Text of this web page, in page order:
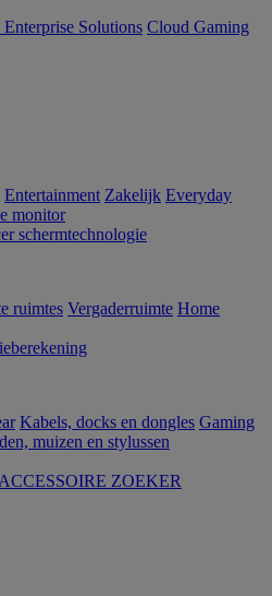
Solutions Cloud Gaming
Entertainment Zakelijk Everyday
monitor
schermtechnologie
ruimtes Vergaderruimte Home
Kabels, docks en dongles Gaming
muizen en stylussen
ACCESSOIRE ZOEKER